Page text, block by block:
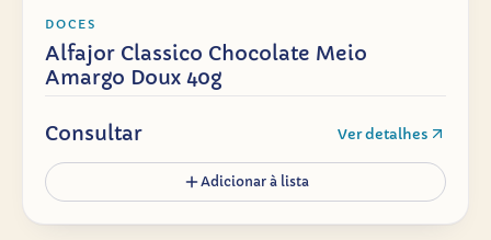
DOCES
Alfajor Classico Chocolate Meio
Amargo Doux 40g
Consultar Ver detalhes
Adicionar à lista